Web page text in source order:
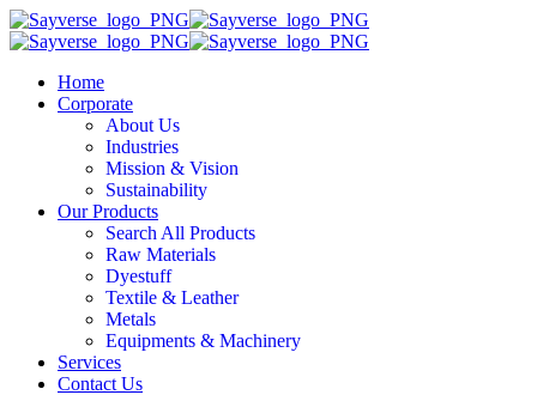
Home
Corporate
About Us
Industries
Mission & Vision
Sustainability
Our Products
Search All Products
Raw Materials
Dyestuff
Textile & Leather
Metals
Equipments & Machinery
Services
Contact Us